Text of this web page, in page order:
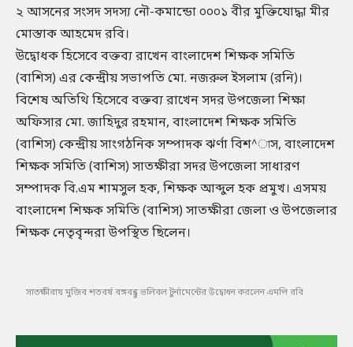
২ আসনের সংসদ সদস্য নৌ-কমান্ডো ০০০১ বীর মুক্তিযোদ্ধা মীর
মোস্তাক আহমেদ রবি।
উদ্বোধক হিসেবে বক্তব্য রাখেন বাংলাদেশ শিক্ষক সমিতি
(বাশিস) এর কেন্দ্রীয় সভাপতি মো. নজরুল ইসলাম (রনি)।
বিশেষ অতিথি হিসেবে বক্তব্য রাখেন সদর উপজেলা শিক্ষা
অফিসার মো. জাহিদুর রহমান, বাংলাদেশ শিক্ষক সমিতি
(বাশিস) কেন্দ্রীয় সাংগঠনিক সম্পাদক ঝর্ণা বিশ^াস, বাংলাদেশ
শিক্ষক সমিতি (বাশিস) সাতক্ষীরা সদর উপজেলা সাধারণ
সম্পাদক বি.এম শামসুল হক, শিক্ষক আব্দুল হক প্রমুখ। এসময়
বাংলাদেশ শিক্ষক সমিতি (বাশিস) সাতক্ষীরা জেলা ও উপজেলার
শিক্ষক নেতৃবৃন্দরা উপস্থিত ছিলেন।
সাতক্ষীরায় মুজিব শতবর্ষ বঙ্গবন্ধু ভলিবল টুর্নামেন্টের উদ্বোধন করলেন এমপি রবি